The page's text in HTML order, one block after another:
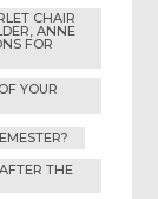
CHAIR
ANNE
FOR
YOUR
THE